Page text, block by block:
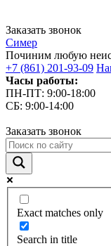
Заказать звонок
Симер
Починим любую
+7 (861) 201-93-09
Часы работы:
ПН-ПТ: 9:00-18:00
СБ: 9:00-14:00
Заказать звонок
Exact matches only
Search in title